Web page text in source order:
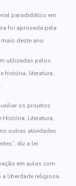
paradidático em
foi aprovada pela
deste ano.
utilizadas pelos
história, literatura,
os projetos
História, Literatura,
outras atividades
diz a lei.
em aulas com
liberdade religiosa.